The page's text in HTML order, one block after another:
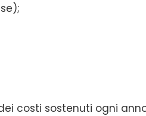
costi sostenuti ogni